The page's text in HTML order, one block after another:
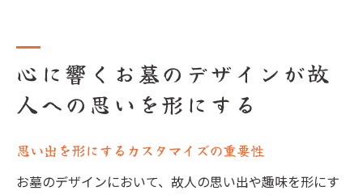
心に響くデザイン例とその特徴
自然石を使ったナチュラルなお墓の魅力
環境との調和を考えたデザイン選び
自然素材がお墓に与える癒しの効果
心に響くお墓のデザインが故
人への思いを形にする
思い出を形にするカスタマイズの重要性
お墓のデザインにおいて、故人の思い出や趣味を形にす